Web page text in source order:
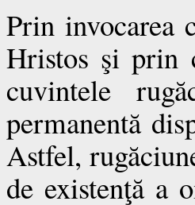
Prin invocarea
Hristos şi prin
cuvintele
permanentă
Astfel,
de existenţă a